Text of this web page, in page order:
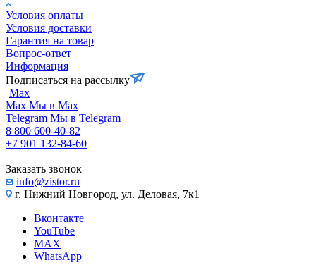
Условия оплаты
Условия доставки
Гарантия на товар
Вопрос-ответ
Информация
Подписаться на рассылку
Max
Max Мы в Max
Telegram Мы в Telegram
8 800 600-40-82
+7 901 132-84-60
Заказать звонок
info@zistor.ru
г. Нижний Новгород, ул. Деловая, 7к1
Вконтакте
YouTube
MAX
WhatsApp